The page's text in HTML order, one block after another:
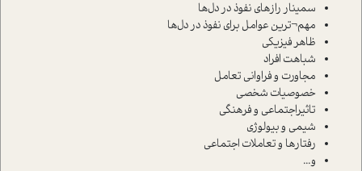
سمینار رازهای نفوذ در دل‌ها
مهم¬ترین عوامل برای نفوذ در دل‌ها
ظاهر فیزیکی
شباهت افراد
مجاورت و فراوانی تعامل
خصوصیات شخصی
تاثیراجتماعی و فرهنگی
شیمی و بیولوژی
رفتارها و تعاملات اجتماعی
و...